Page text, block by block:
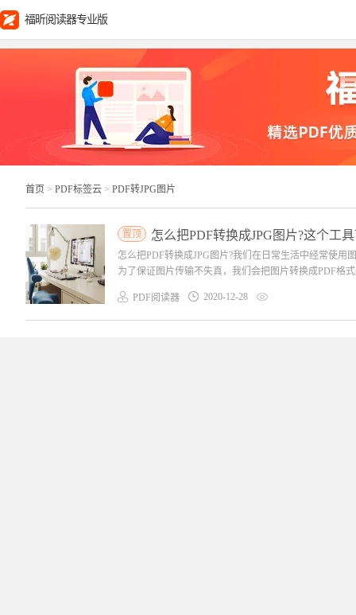
福昕阅读器专业版
首页 > PDF标签云 > PDF转JPG图片
置顶 怎么把PDF转换成JPG图片?这个工
怎么把PDF转换成JPG图片?我们在日常生活中经常使
为了保证图片传输不失真，我们会把图片转换成PDF格
PDF阅读器 2020-12-28